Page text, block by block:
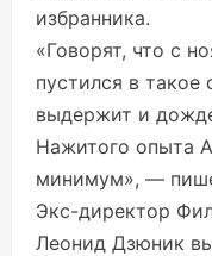
избранника.
«Говорят, что с
пустился в такое
выдержит и
Нажитого опыта
минимум», —
Экс-директор
Леонид Дзюник